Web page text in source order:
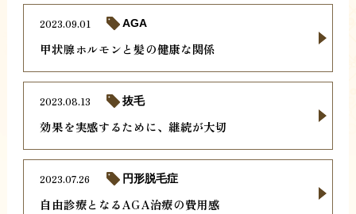
甲状腺ホルモンと髪の健康な関係
2023.09.01 AGA
効果を実感するために、継続が大切
2023.08.13 抜毛
自由診療となるAGA治療の費用感
2023.07.26 円形脱毛症